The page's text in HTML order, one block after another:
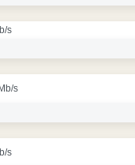
s
s
s